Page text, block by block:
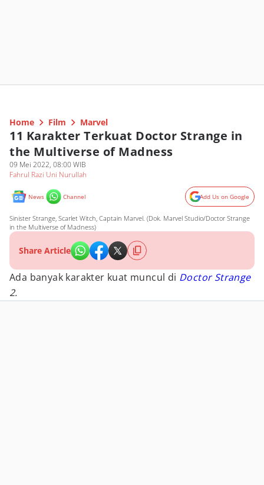
Home Film Marvel
11 Karakter Terkuat Doctor Strange in
the Multiverse of Madness
09 Mei 2022, 08:00 WIB
Fahrul Razi Uni Nurullah
News Channel Add Us on Google
Sinister Strange, Scarlet Witch, Captain Marvel. (Dok. Marvel Studio/Doctor Strange
in the Multiverse of Madness)
Share Article
Ada banyak karakter kuat muncul di Doctor Strange
2.